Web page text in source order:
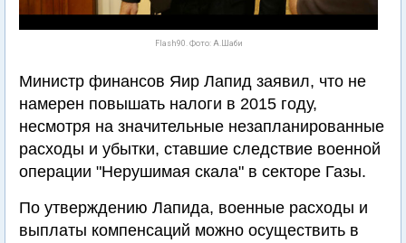
Flash90. Фото: А.Шаби
Министр финансов Яир Лапид заявил, что не
намерен повышать налоги в 2015 году,
несмотря на значительные незапланированные
расходы и убытки, ставшие следствие военной
операции "Нерушимая скала" в секторе Газы.
По утверждению Лапида, военные расходы и
выплаты компенсаций можно осуществить в